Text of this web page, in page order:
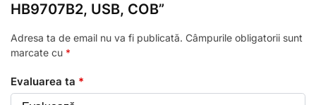
HB9707B2, USB, COB”
Adresa ta de email nu va fi publicată. Câmpurile obligatorii sunt
marcate cu *
Evaluarea ta *